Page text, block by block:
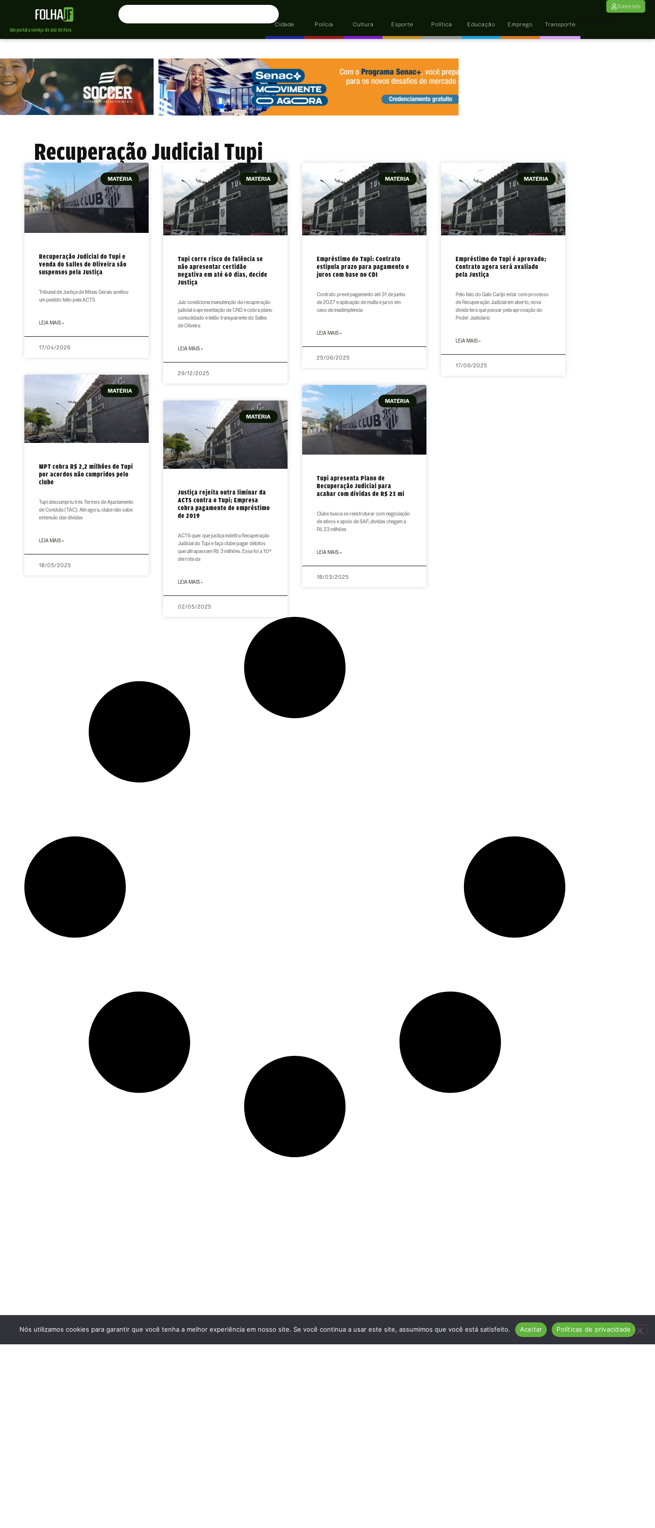
Um portal a serviço de Juiz de Fora
Cidade Polícia Cultura Esporte Política Educação Emprego Transporte
Sobre nós
Recuperação Judicial Tupi
MATÉRIA
Recuperação Judicial do Tupi e
venda do Salles de Oliveira são
suspensos pela Justiça
Tribunal de Justiça de Minas Gerais aceitou
um pedido feito pela ACTS
LEIA MAIS »
17/04/2026
MATÉRIA
Tupi corre risco de falência se
não apresentar certidão
negativa em até 60 dias, decide
Justiça
Juiz condiciona manutenção da recuperação
judicial à apresentação de CND e cobra plano
consolidado e leilão transparente do Salles
de Oliveira
LEIA MAIS »
29/12/2025
MATÉRIA
Empréstimo do Tupi: Contrato
estipula prazo para pagamento e
juros com base no CDI
Contrato prevê pagamento até 31 de junho
de 2027 e aplicação de multa e juros em
caso de inadimplência
LEIA MAIS »
25/06/2025
MATÉRIA
Empréstimo do Tupi é aprovado;
Contrato agora será avaliado
pela Justiça
Pelo fato do Galo Carijó estar com processo
de Recuperação Judicial em aberto, nova
dívida terá que passar pela aprovação do
Poder Judiciário
LEIA MAIS »
17/06/2025
MATÉRIA
MPT cobra R$ 2,2 milhões do Tupi
por acordos não cumpridos pelo
clube
Tupi descumpriu três Termos de Ajustamento
de Conduta (TAC). Até agora, clube não sabe
extensão das dívidas
LEIA MAIS »
18/05/2025
MATÉRIA
Justiça rejeita outra liminar da
ACTS contra o Tupi; Empresa
cobra pagamento de empréstimo
de 2019
ACTS quer que justiça indefira Recuperação
Judicial do Tupi e faça clube pagar débitos
que ultrapassam R$ 3 milhões. Essa foi a 10ª
derrota da
LEIA MAIS »
02/05/2025
MATÉRIA
Tupi apresenta Plano de
Recuperação Judicial para
acabar com dívidas de R$ 23 mi
Clube busca se reestruturar com negociação
de ativos e apoio de SAF; dívidas chegam a
R$ 23 milhões
LEIA MAIS »
18/03/2025
Nós utilizamos cookies para garantir que você tenha a melhor experiência em nosso site. Se você continua a usar este site, assumimos que você está satisfeito. Aceitar Políticas de privacidade